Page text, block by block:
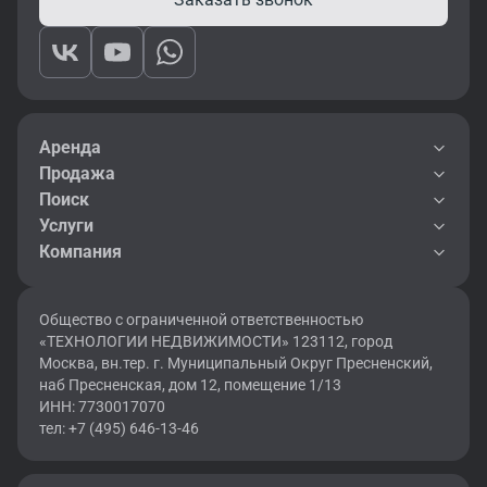
Аренда
Продажа
Поиск
Услуги
Компания
Общество с ограниченной ответственностью
«ТЕХНОЛОГИИ НЕДВИЖИМОСТИ» 123112, город
Москва, вн.тер. г. Муниципальный Округ Пресненский,
наб Пресненская, дом 12, помещение 1/13
ИНН: 7730017070
тел: +7 (495) 646-13-46